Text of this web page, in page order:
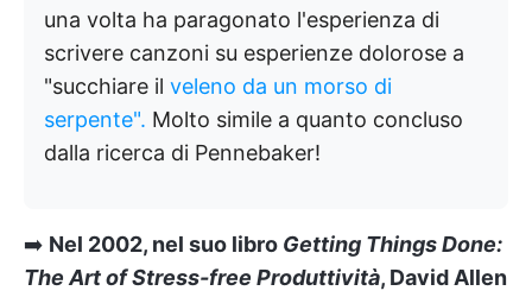
una volta ha paragonato l'esperienza di
scrivere canzoni su esperienze dolorose a
"succhiare il veleno da un morso di
serpente". Molto simile a quanto concluso
dalla ricerca di Pennebaker!
➡️ Nel 2002, nel suo libro Getting Things Done:
The Art of Stress-free Produttività, David Allen